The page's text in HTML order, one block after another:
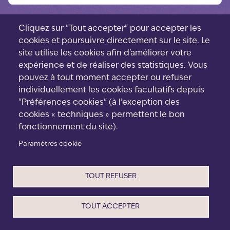
Cliquez sur "Tout accepter" pour accepter les
cookies et poursuivre directement sur le site. Le
site utilise les cookies afin d'améliorer votre
expérience et de réaliser des statistiques. Vous
pouvez à tout moment accepter ou refuser
individuellement les cookies facultatifs depuis
"Préférences cookies" (à l’exception des
cookies « techniques » permettent le bon
fonctionnement du site).
Paramètres cookie
TOUT REFUSER
TOUT ACCEPTER
Cookies
CGV
Mentions Légales